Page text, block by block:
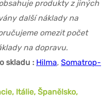
produkty z jiných
další náklady na
omezit počet
na dopravu.
skladu : Hilma, Somatrop-
Itálie, Španělsko,